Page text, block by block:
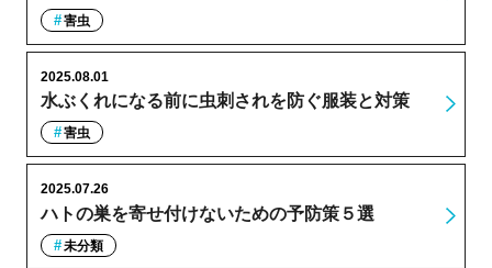
害虫
水ぶくれになる前に虫刺されを防ぐ服装と対策
2025.08.01
害虫
ハトの巣を寄せ付けないための予防策５選
2025.07.26
未分類